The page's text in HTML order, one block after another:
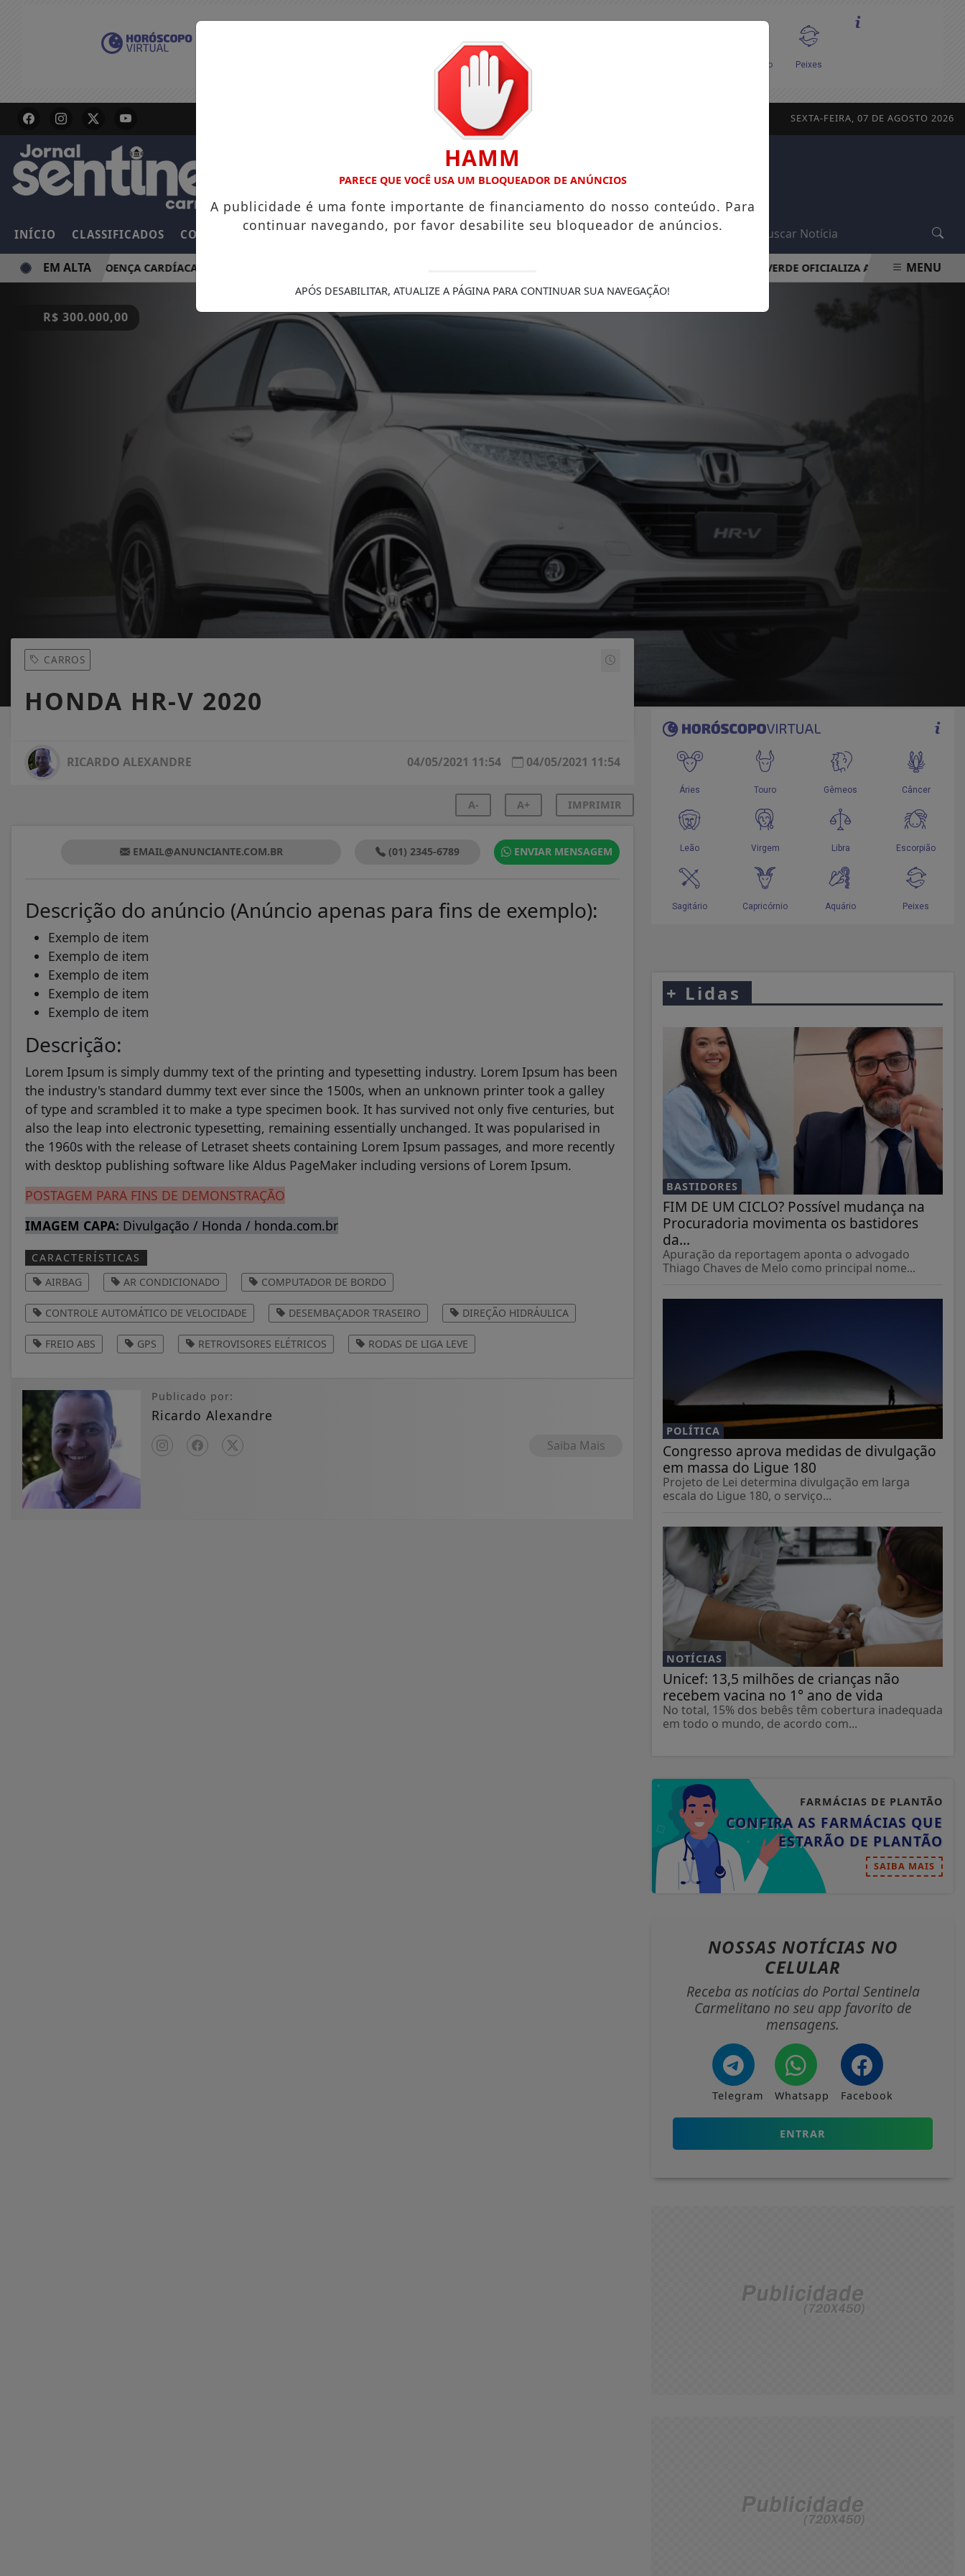
SEXTA-FEIRA, 07 DE AGOSTO 2026
INÍCIO CLASSIFICADOS COLUNAS EMPREGOS GUIA COMERCIAL EDIÇÕES NOTÍCIAS FUTEBOL
RISCO DE DOENÇA CARDÍACA NA MÃE PARTIDO VERDE OFICIALIZA APOIO À
EM ALTA MENU
R$ 300.000,00
CARROS
HONDA HR-V 2020
RICARDO ALEXANDRE 04/05/2021 11:54
04/05/2021 11:54
A- A+ IMPRIMIR
EMAIL@ANUNCIANTE.COM.BR (01) 2345-6789 ENVIAR MENSAGEM
Descrição do anúncio (Anúncio apenas para fins de exemplo):
Exemplo de item
Exemplo de item
Exemplo de item
Exemplo de item
Exemplo de item
Descrição:
Lorem Ipsum is simply dummy text of the printing and typesetting industry. Lorem Ipsum has been
the industry's standard dummy text ever since the 1500s, when an unknown printer took a galley
of type and scrambled it to make a type specimen book. It has survived not only five centuries, but
also the leap into electronic typesetting, remaining essentially unchanged. It was popularised in
the 1960s with the release of Letraset sheets containing Lorem Ipsum passages, and more recently
with desktop publishing software like Aldus PageMaker including versions of Lorem Ipsum.
POSTAGEM PARA FINS DE DEMONSTRAÇÃO
IMAGEM CAPA: Divulgação / Honda / honda.com.br
CARACTERÍSTICAS
AIRBAG
AR CONDICIONADO COMPUTADOR DE BORDO
CONTROLE AUTOMÁTICO DE VELOCIDADE DESEMBAÇADOR TRASEIRO DIREÇÃO HIDRÁULICA
FREIO ABS GPS RETROVISORES ELÉTRICOS RODAS DE LIGA LEVE
Publicado por:
Ricardo Alexandre
Saiba Mais
+ Lidas
BASTIDORES
FIM DE UM CICLO? Possível mudança na
Procuradoria movimenta os bastidores
da...
Apuração da reportagem aponta o advogado
Thiago Chaves de Melo como principal nome...
POLÍTICA
Congresso aprova medidas de divulgação
em massa do Ligue 180
Projeto de Lei determina divulgação em larga
escala do Ligue 180, o serviço...
NOTÍCIAS
Unicef: 13,5 milhões de crianças não
recebem vacina no 1° ano de vida
No total, 15% dos bebês têm cobertura inadequada
em todo o mundo, de acordo com...
FARMÁCIAS DE PLANTÃO
CONFIRA AS FARMÁCIAS QUE
ESTARÃO DE PLANTÃO
SAIBA MAIS
NOSSAS NOTÍCIAS NO
CELULAR
Receba as notícias do Portal Sentinela
Carmelitano no seu app favorito de
mensagens.
Telegram Whatsapp Facebook
ENTRAR
HAMM
PARECE QUE VOCÊ USA UM BLOQUEADOR DE ANÚNCIOS
A publicidade é uma fonte importante de financiamento do nosso conteúdo. Para
continuar navegando, por favor desabilite seu bloqueador de anúncios.
APÓS DESABILITAR, ATUALIZE A PÁGINA PARA CONTINUAR SUA NAVEGAÇÃO!